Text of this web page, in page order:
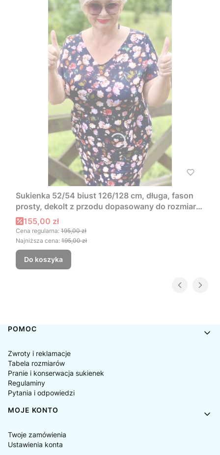
Sukienka 52/54 biust 126/128 cm, długa, fason
prosty, dekolt z przodu dopasowany do rozmiaru,
DROBNA DZIKA RÓŻA
Cena promocyjna
155,00 zł
Cena regularna: 195,00 zł
Najniższa cena: 195,00 zł
Do koszyka
Linki w stopce
POMOC
Zwroty i reklamacje
Tabela rozmiarów
Pranie i konserwacja sukienek
Regulaminy
Pytania i odpowiedzi
MOJE KONTO
Twoje zamówienia
Ustawienia konta